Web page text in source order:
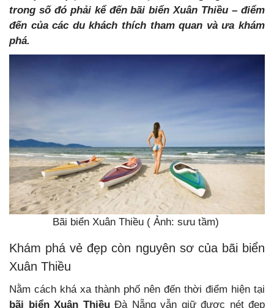
trong số đó phải kể đến bãi biển Xuân Thiều – điểm
đến của các du khách thích tham quan và ưa khám
phá.
Bãi biển Xuân Thiều ( Ảnh: sưu tầm)
Khám phá vẻ đẹp còn nguyên sơ của bãi biển
Xuân Thiều
Nằm cách khá xa thành phố nên đến thời điểm hiện tại
bãi biển Xuân ThiềuĐà Nẵng vẫn giữ được nét đẹp